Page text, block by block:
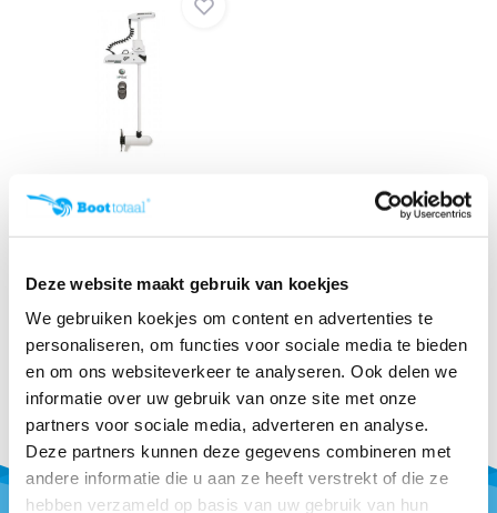
Deze website maakt gebruik van koekjes
We gebruiken koekjes om content en advertenties te
personaliseren, om functies voor sociale media te bieden
en om ons websiteverkeer te analyseren. Ook delen we
informatie over uw gebruik van onze site met onze
partners voor sociale media, adverteren en analyse.
Deze partners kunnen deze gegevens combineren met
andere informatie die u aan ze heeft verstrekt of die ze
hebben verzameld op basis van uw gebruik van hun
Minn Kota RT-ULTERRA
112/iPilot-BT 72"/1...
Klik voor voorraad info